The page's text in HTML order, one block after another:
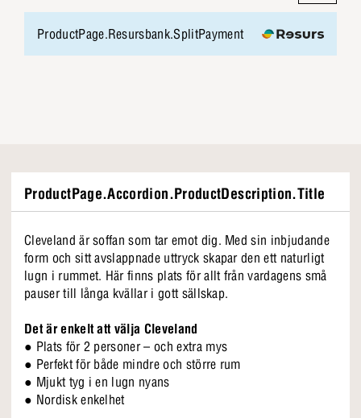
ProductPage.Resursbank.SplitPayment
ProductPage.Accordion.ProductDescription.Title
Cleveland är soffan som tar emot dig. Med sin inbjudande
form och sitt avslappnade uttryck skapar den ett naturligt
lugn i rummet. Här finns plats för allt från vardagens små
pauser till långa kvällar i gott sällskap.
Det är enkelt att välja Cleveland
● Plats för 2 personer – och extra mys
● Perfekt för både mindre och större rum
● Mjukt tyg i en lugn nyans
● Nordisk enkelhet